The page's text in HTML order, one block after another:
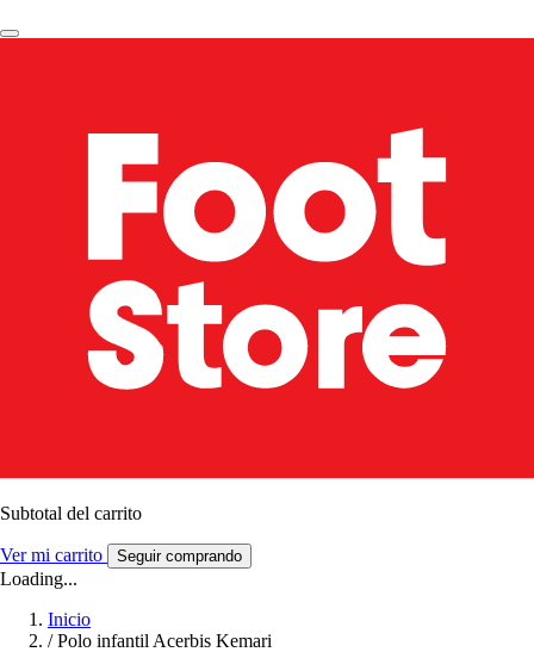
Subtotal del carrito
Ver mi carrito Seguir comprando
Loading...
Inicio
/ Polo infantil Acerbis Kemari